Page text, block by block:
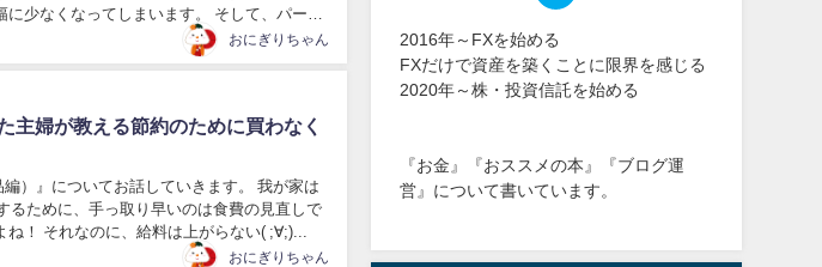
少なくなってしまいます。 そして、パート
険...
おにぎりちゃん
主婦が教える節約のために買わなく
）』についてお話していきます。 我が家は
るために、手っ取り早いのは食費の見直しで
！ それなのに、給料は上がらない( ;∀;)...
おにぎりちゃん
2016年～FXを始める
FXだけで資産を築くことに限界を感じる
2020年～株・投資信託を始める
『お金』『おススメの本』『ブログ運
営』について書いています。